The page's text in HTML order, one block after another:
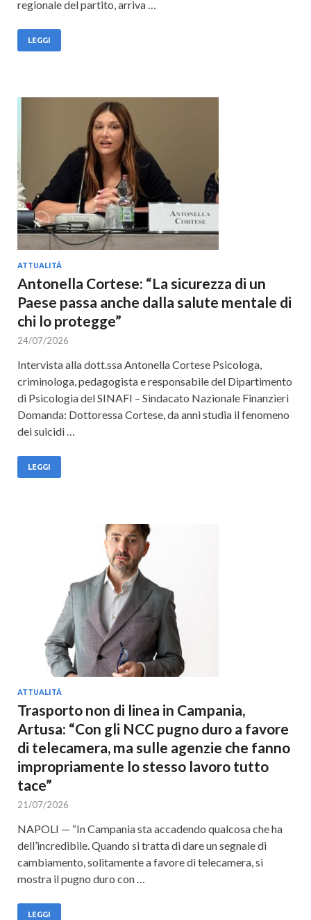
regionale del partito, arriva …
LEGGI
ATTUALITÀ
Antonella Cortese: “La sicurezza di un
Paese passa anche dalla salute mentale di
chi lo protegge”
24/07/2026
Intervista alla dott.ssa Antonella Cortese Psicologa,
criminologa, pedagogista e responsabile del Dipartimento
di Psicologia del SINAFI – Sindacato Nazionale Finanzieri
Domanda: Dottoressa Cortese, da anni studia il fenomeno
dei suicidi …
LEGGI
ATTUALITÀ
Trasporto non di linea in Campania,
Artusa: “Con gli NCC pugno duro a favore
di telecamera, ma sulle agenzie che fanno
impropriamente lo stesso lavoro tutto
tace”
21/07/2026
NAPOLI — “In Campania sta accadendo qualcosa che ha
dell’incredibile. Quando si tratta di dare un segnale di
cambiamento, solitamente a favore di telecamera, si
mostra il pugno duro con …
LEGGI